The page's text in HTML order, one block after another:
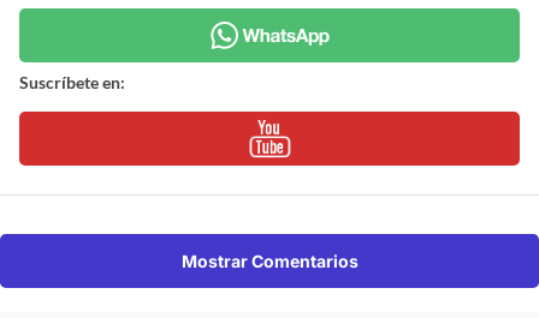
Suscríbete en:
Mostrar Comentarios